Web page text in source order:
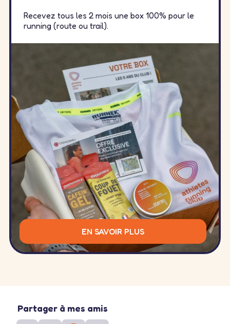
Recevez tous les 2 mois une box 100% pour le
running (route ou trail).
EN SAVOIR PLUS
Partager à mes amis